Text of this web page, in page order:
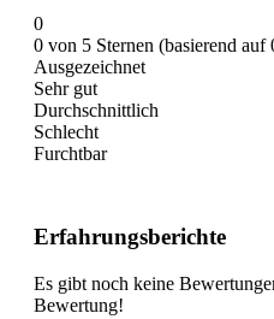
0
0 von 5 Sternen (basierend auf
Ausgezeichnet
Sehr gut
Durchschnittlich
Schlecht
Furchtbar
Erfahrungsberichte
Es gibt noch keine
Bewertung!